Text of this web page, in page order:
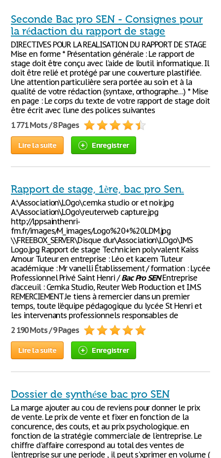
Seconde Bac pro SEN - Consignes pour
la rédaction du rapport de stage
DIRECTIVES POUR LA REALISATION DU RAPPORT DE STAGE
Mise en forme * Présentation générale : Le rapport de
stage doit être conçu avec l’aide de l’outil informatique. Il
doit être relié et protégé par une couverture plastifiée.
Une attention particulière sera portée au soin et à la
qualité de votre rédaction (syntaxe, orthographe…) * Mise
en page : Le corps du texte de votre rapport de stage doit
être écrit avec l’une des polices suivantes
1 771 Mots / 8 Pages
Lire la suite Enregistrer
Rapport de stage, 1ère, bac pro Sen.
A:\Association\LOgo\cemka studio or et noir.jpg
A:\Association\LOgo\reuterweb capture.jpg
http://lppsainthenri-
fm.fr/images/M_images/Logo%20+%20LDM.jpg
\\FREEBOX_SERVER\Disque dur\Association\LOgo\IMS
Logo.jpg Rapport de stage Technicien polyvalent Kaiss
Amour Tuteur en entreprise : Léo et kacem Tuteur
académique : Mr vanelli Établissement / formation : Lycée
Professionnel Privé Saint Henri /Bac ProSENEntreprise
d’acceuil : Cemka Studio, Reuter Web Production et I.M.S
REMERCIEMENT Je tiens à remercier dans un premier
temps, toute l’équipe pédagogique du lycée St Henri et
les intervenants professionnels responsables de
2 190 Mots / 9 Pages
Lire la suite Enregistrer
Dossier de synthése bac pro SEN
La marge ajouter au cou de reviens pour donner le prix
de vente. Le prix de vente et fixer en fonction de la
concurence, des couts, et au prix psychologique. en
fonction de la stratégie commerciale de l'entreprise. Le
chiffre d'affaire correspond au total des ventes de
l'entreprise sur une periode , il peut s'xprimer en volume (